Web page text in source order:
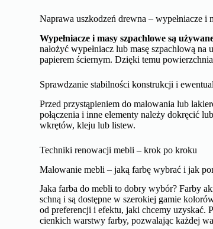
Naprawa uszkodzeń drewna – wypełniacze i
Wypełniacze i masy szpachlowe są
nałożyć wypełniacz lub masę szpachlową
papierem ściernym. Dzięki temu
Sprawdzanie stabilności konstrukcji i
Przed przystąpieniem do malowania lub
połączenia i inne elementy należy dokręcić
wkrętów, kleju lub listew.
Techniki renowacji mebli – krok po kroku
Malowanie mebli – jaką farbę wybrać i jak
Jaka farba do mebli to dobry wybór? Farby
schną i są dostępne w szerokiej gamie
od preferencji i efektu, jaki chcemy uzyskać.
cienkich warstwy farby, pozwalając każdej